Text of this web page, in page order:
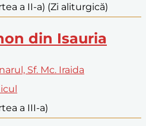
a II-a) (Zi aliturgică)
din Isauria
Sf. Mc. Iraida
a III-a)